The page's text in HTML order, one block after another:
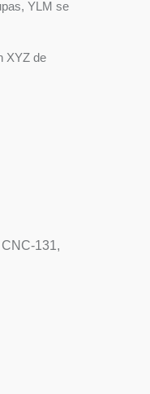
YLM se
XYZ de
131,